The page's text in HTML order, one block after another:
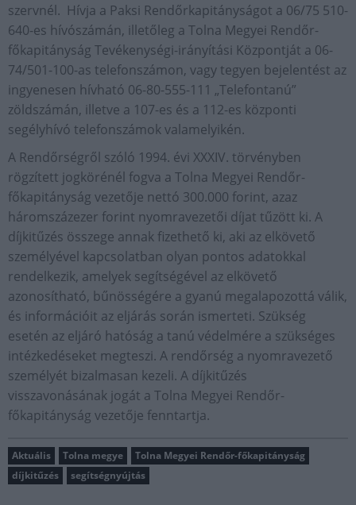
szervnél. Hívja a Paksi Rendőrkapitányságot a 06/75 510-
640-es hívószámán, illetőleg a Tolna Megyei Rendőr-
főkapitányság Tevékenységi-irányítási Központját a 06-
74/501-100-as telefonszámon, vagy tegyen bejelentést az
ingyenesen hívható 06-80-555-111 „Telefontanú”
zöldszámán, illetve a 107-es és a 112-es központi
segélyhívó telefonszámok valamelyikén.
A Rendőrségről szóló 1994. évi XXXIV. törvényben
rögzített jogkörénél fogva a Tolna Megyei Rendőr-
főkapitányság vezetője nettó 300.000 forint, azaz
háromszázezer forint nyomravezetői díjat tűzött ki. A
díjkitűzés összege annak fizethető ki, aki az elkövető
személyével kapcsolatban olyan pontos adatokkal
rendelkezik, amelyek segítségével az elkövető
azonosítható, bűnösségére a gyanú megalapozottá válik,
és információit az eljárás során ismerteti. Szükség
esetén az eljáró hatóság a tanú védelmére a szükséges
intézkedéseket megteszi. A rendőrség a nyomravezető
személyét bizalmasan kezeli. A díjkitűzés
visszavonásának jogát a Tolna Megyei Rendőr-
főkapitányság vezetője fenntartja.
Aktuális Tolna megye
Tolna Megyei Rendőr-főkapitányság
díjkitűzés
segítségnyújtás